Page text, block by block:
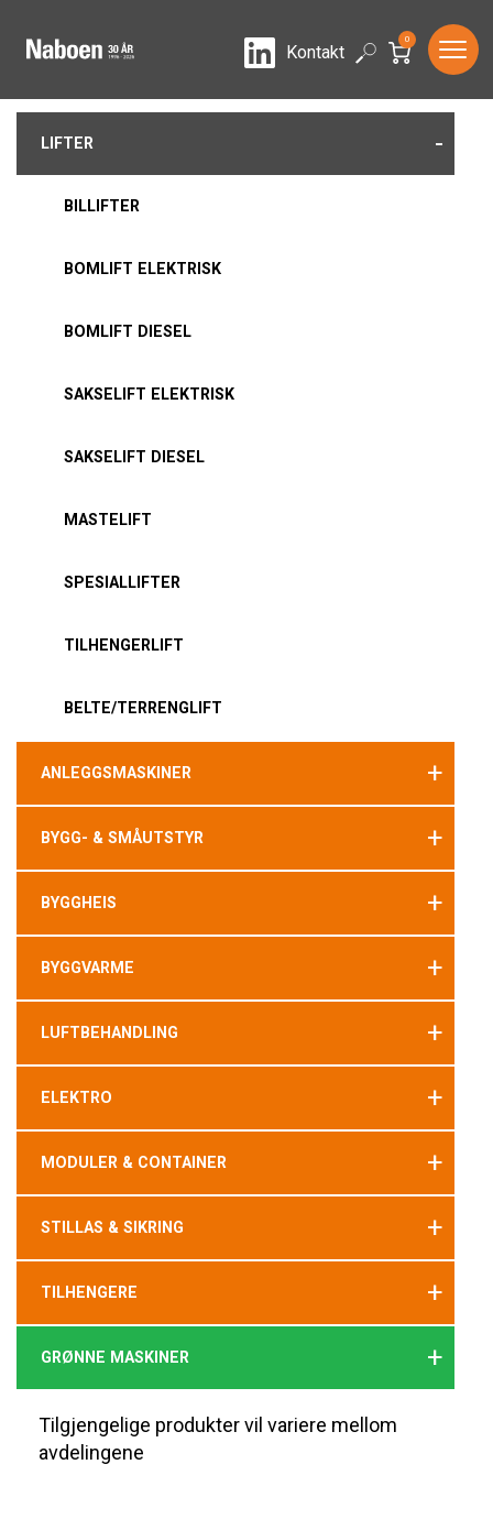
LinkedIn
Kontakt Search
0
LIFTER -
BILLIFTER
BOMLIFT ELEKTRISK
BOMLIFT DIESEL
SAKSELIFT ELEKTRISK
SAKSELIFT DIESEL
MASTELIFT
SPESIALLIFTER
TILHENGERLIFT
BELTE/TERRENGLIFT
ANLEGGSMASKINER +
BYGG- & SMÅUTSTYR +
BYGGHEIS +
BYGGVARME +
LUFTBEHANDLING +
ELEKTRO +
MODULER & CONTAINER +
STILLAS & SIKRING +
TILHENGERE +
GRØNNE MASKINER +
Tilgjengelige produkter vil variere mellom
avdelingene